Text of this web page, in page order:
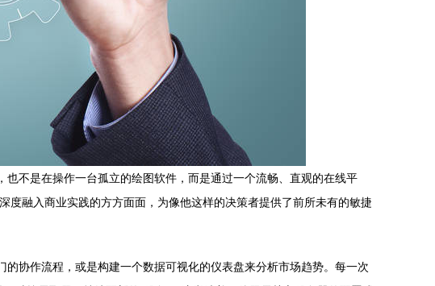
不是在操作一台孤立的绘图软件，而是通过一个流畅、直观的在线平
融入商业实践的方方面面，为像他这样的决策者提供了前所未有的敏捷
协作流程，或是构建一个数据可视化的仪表盘来分析市场趋势。每一次